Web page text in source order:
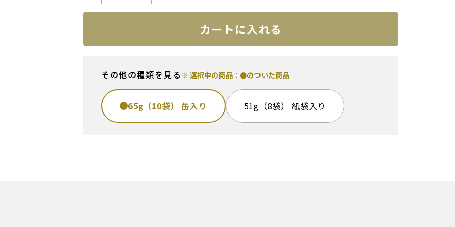
カートに入れる
その他の種類を見る ※ 選択中の商品：●のついた商品
65g（10袋） 缶入り 51g（8袋） 紙袋入り